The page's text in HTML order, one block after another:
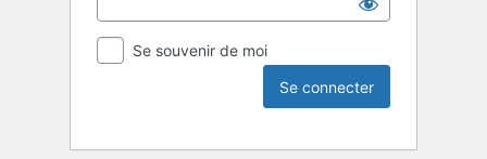
Se souvenir de moi